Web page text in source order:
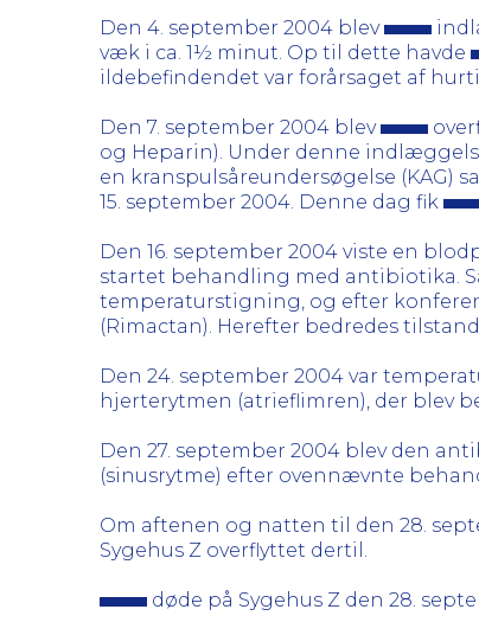
Den 4. september 2004 blev
væk i ca. 1½ minut. Op til dette havde
ildebefindendet var forårsaget af
Den 7. september 2004 blev
og Heparin). Under denne
en kranspulsåreundersøgelse (KAG)
15. september 2004. Denne dag fik
Den 16. september 2004 viste en
startet behandling med antibiotika.
temperaturstigning, og efter
(Rimactan). Herefter bedredes
Den 24. september 2004 var
hjerterytmen (atrieflimren), der blev
Den 27. september 2004 blev den
(sinusrytme) efter ovennævnte
Om aftenen og natten til den 28.
Sygehus Z overflyttet dertil.
døde på Sygehus Z den 28.